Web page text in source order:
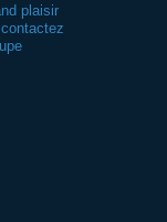
plaisir